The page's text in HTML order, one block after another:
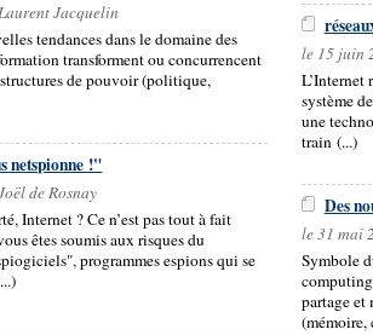
Jacquelin
tendances dans le domaine des
transforment ou concurrencent
de pouvoir (politique,
le 15 juin
L’Internet
système
une
train (...)
netspionne !"
de Rosnay
Internet ? Ce n’est pas tout à fait
êtes soumis aux risques du
programmes espions qui se
Des
le 31 mai
Symbole
partage et
(mémoire,